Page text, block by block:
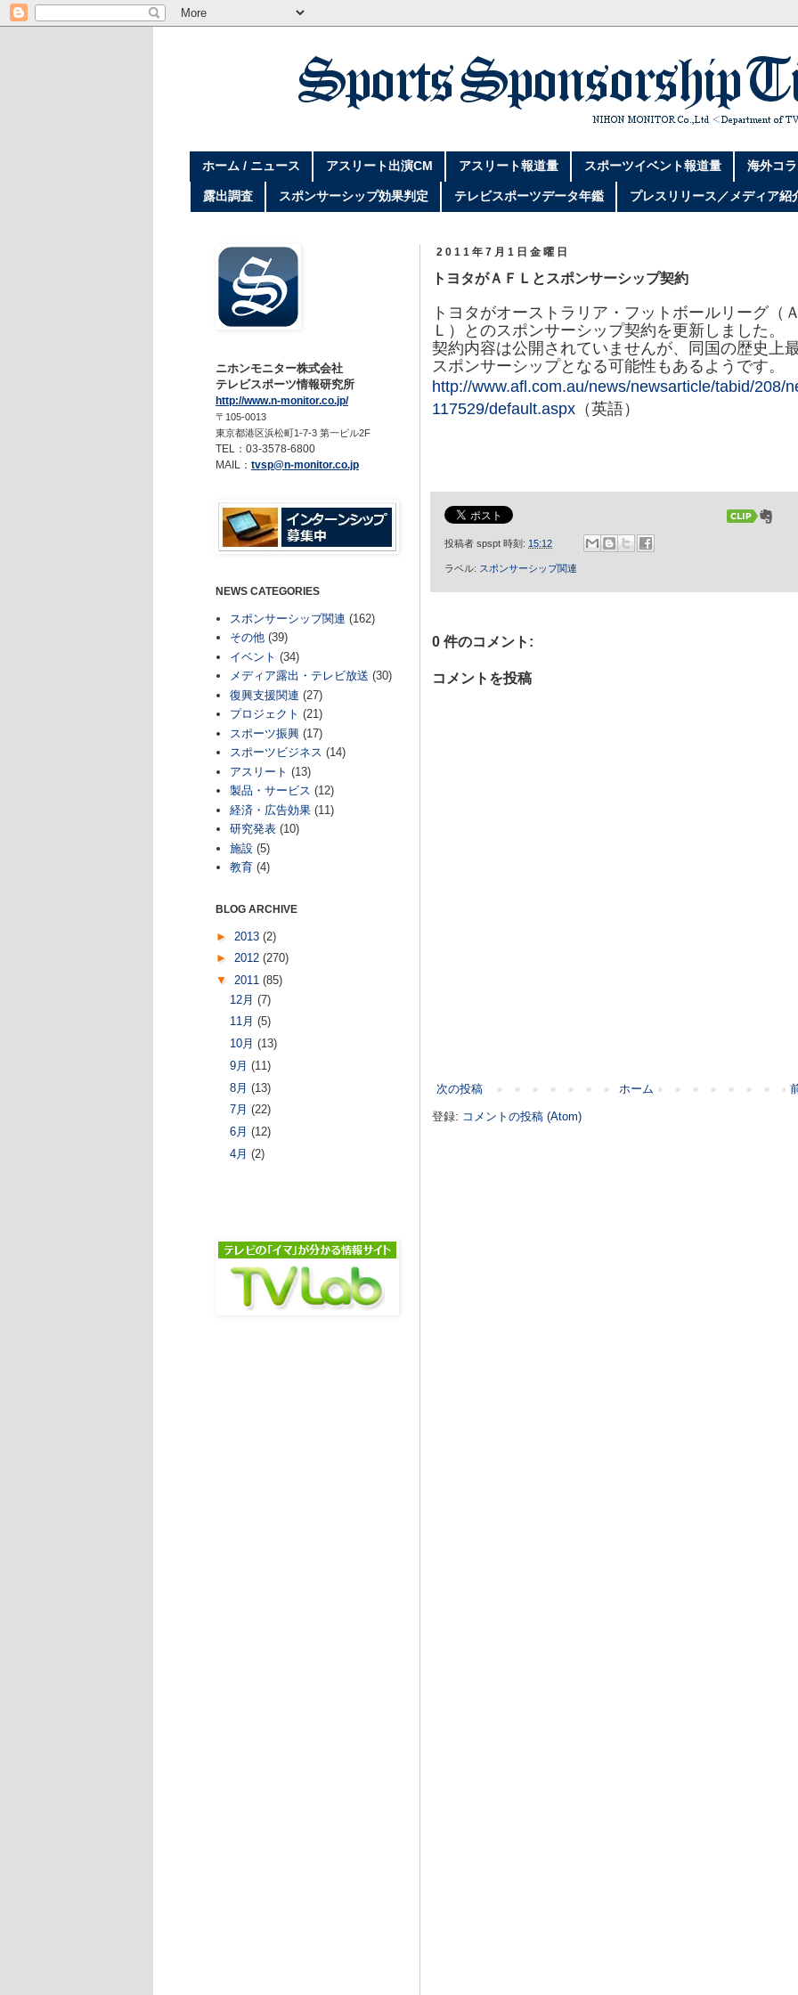
ホーム / ニュース アスリート出演CM アスリート報道量 スポーツイベント報道量 海外コ
露出調査 スポンサーシップ効果判定 テレビスポーツデータ年鑑 プレスリリース／メディア紹
2011年7月1日金曜日
トヨタがＡＦＬとスポンサーシップ契約
トヨタがオーストラリア・フットボールリーグ（
Ｌ）とのスポンサーシップ契約を更新しました。
契約内容は公開されていませんが、同国の歴史上
スポンサーシップとなる可能性もあるようです。
http://www.afl.com.au/news/newsarticle/tabid/208/
117529/default.aspx （英語）
投稿者 spspt 時刻: 15:12
ラベル: スポンサーシップ関連
0 件のコメント:
コメントを投稿
次の投稿 ホーム
登録: コメントの投稿 (Atom)
ニホンモニター株式会社
テレビスポーツ情報研究所
http://www.n-monitor.co.jp/
〒105-0013
東京都港区浜松町1-7-3 第一ビル2F
TEL：03-3578-6800
MAIL： tvsp@n-monitor.co.jp
NEWS CATEGORIES
スポンサーシップ関連 (162)
その他 (39)
イベント (34)
メディア露出・テレビ放送 (30)
復興支援関連 (27)
プロジェクト (21)
スポーツ振興 (17)
スポーツビジネス (14)
アスリート (13)
製品・サービス (12)
経済・広告効果 (11)
研究発表 (10)
施設 (5)
教育 (4)
BLOG ARCHIVE
► 2013 (2)
► 2012 (270)
▼ 2011 (85)
12月 (7)
11月 (5)
10月 (13)
9月 (11)
8月 (13)
7月 (22)
6月 (12)
4月 (2)